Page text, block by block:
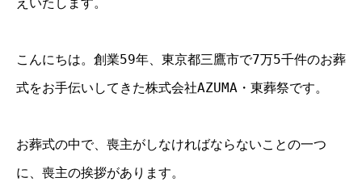
こんにちは。創業59年、東京都三鷹市で7万5千件のお葬
式をお手伝いしてきた株式会社AZUMA・東葬祭です。
お葬式の中で、喪主がしなければならないことの一つ
に、喪主の挨拶があります。